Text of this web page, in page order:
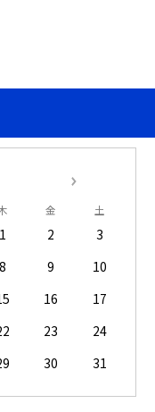
金 土
1 2
3
8 9
10
16
17
23
24
30 31